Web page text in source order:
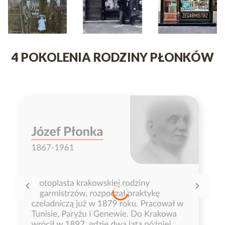
4 POKOLENIA RODZINY PŁONKÓW